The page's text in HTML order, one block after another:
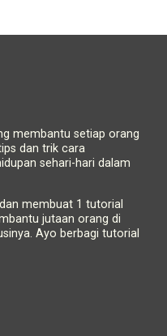
membantu setiap orang
dan trik cara
sehari-hari dalam
membuat 1 tutorial
jutaan orang di
Ayo berbagi tutorial